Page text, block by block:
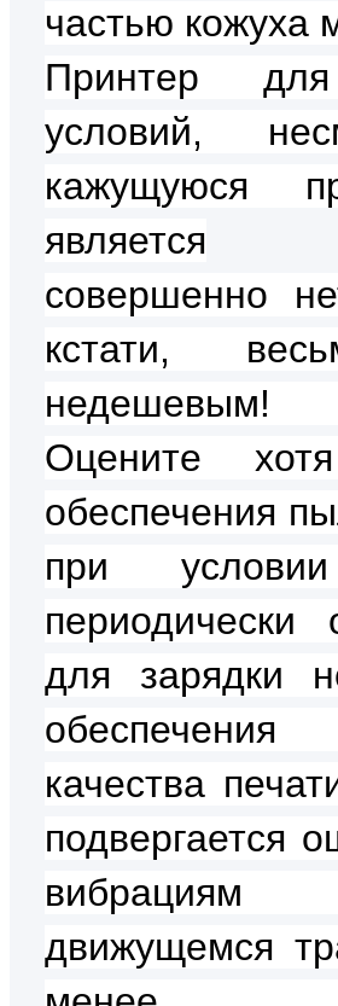
частью кожуха
Принтер
условий,
кажущуюся
является
совершенно
кстати,
недешевым!
Оцените
обеспечения
при
периодически
для зарядки
качества
подвергается
движущемся